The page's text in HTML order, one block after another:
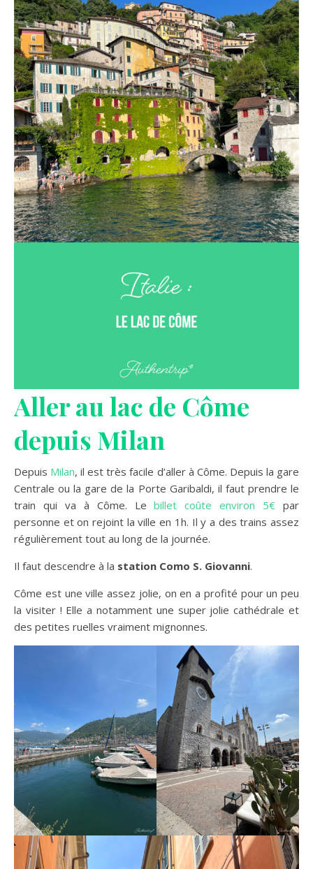
Aller au lac de Côme
depuis Milan
Depuis Milan, il est très facile d’aller à Côme. Depuis la gare
Centrale ou la gare de la Porte Garibaldi, il faut prendre le
train qui va à Côme. Lebillet coûte environ 5€ par
personne et on rejoint la ville en 1h. Il y a des trains assez
régulièrement tout au long de la journée.
Il faut descendre à la station Como S. Giovanni.
Côme est une ville assez jolie, on en a profité pour un peu
la visiter ! Elle a notamment une super jolie cathédrale et
des petites ruelles vraiment mignonnes.